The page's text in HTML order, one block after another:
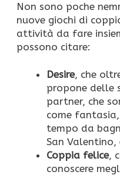
Non sono poche
nuove giochi di
attività da fare
possono citare:
Desire, che
propone delle
partner, che
come fantasia,
tempo da
San Valentino,
Coppia felice,
conoscere